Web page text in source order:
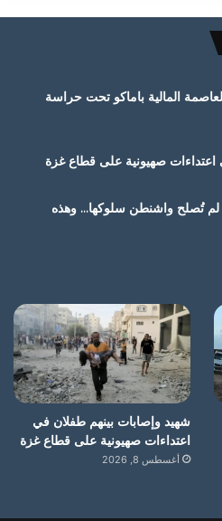
العاصمة المالية باماكو تحت حراسة
صهيونية على قطاع غزة
تُصلح واشنطن سلوكها… وهذه
شهيد وإصابات بينهم طفلان في
اعتداءات صهيونية على قطاع غزة
أغسطس 8, 2026